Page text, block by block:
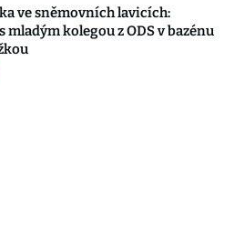
ve sněmovních lavicích:
mladým kolegou z ODS v bazénu